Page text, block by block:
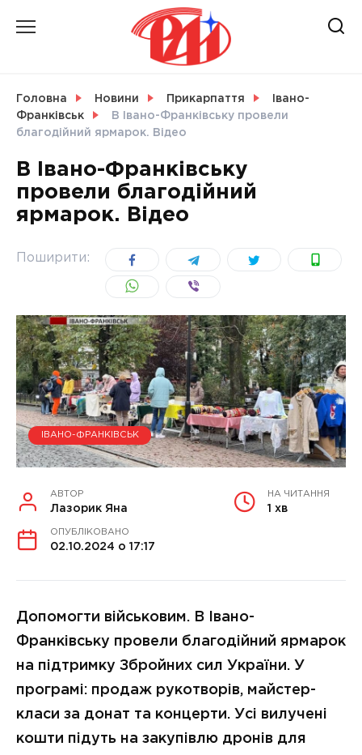
СВІТ
УКРАЇНА
Головна Новини Прикарпаття
Івано-
Франківськ
В Івано-Франківську провели
благодійний ярмарок. Відео
В Івано-Франківську
провели благодійний
ярмарок. Відео
Поширити:
ІВАНО-ФРАНКІВСЬК
АВТОР
Лазорик Яна
НА ЧИТАННЯ
1 хв
ОПУБЛІКОВАНО
02.10.2024 о 17:17
Допомогти військовим. В Івано-
Франківську провели благодійний ярмарок
на підтримку Збройних сил України. У
програмі: продаж рукотворів, майстер-
класи за донат та концерти. Усі вилучені
кошти підуть на закупівлю дронів для